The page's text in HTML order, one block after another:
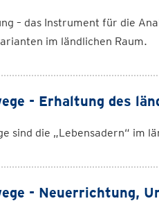
– das Instrument für die
im ländlichen Raum.
- Erhaltung des
sind die „Lebensadern“ im
- Neuerrichtung,